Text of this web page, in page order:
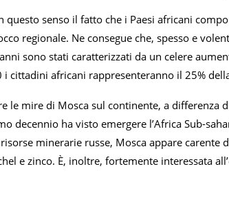
questo senso il fatto che i Paesi africani
regionale. Ne consegue che, spesso e
sono stati caratterizzati da un celere
cittadini africani rappresenteranno il 25%
le mire di Mosca sul continente, a
decennio ha visto emergere l’Africa Sub-
minerarie russe, Mosca appare carente
e zinco. È, inoltre, fortemente interessata